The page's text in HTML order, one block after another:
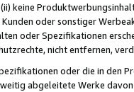
keine
oder sonstiger
oder Spezifikationen
nicht entfernen,
oder die in
abgeleitete Werke